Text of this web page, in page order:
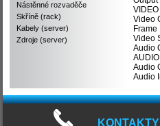
Nástěnné rozvaděče
Skříně (rack)
Kabely (server)
Zdroje (server)
VIDEO
Video
Video
Audio
AUDIO
Audio
Audio
KONTAKTY